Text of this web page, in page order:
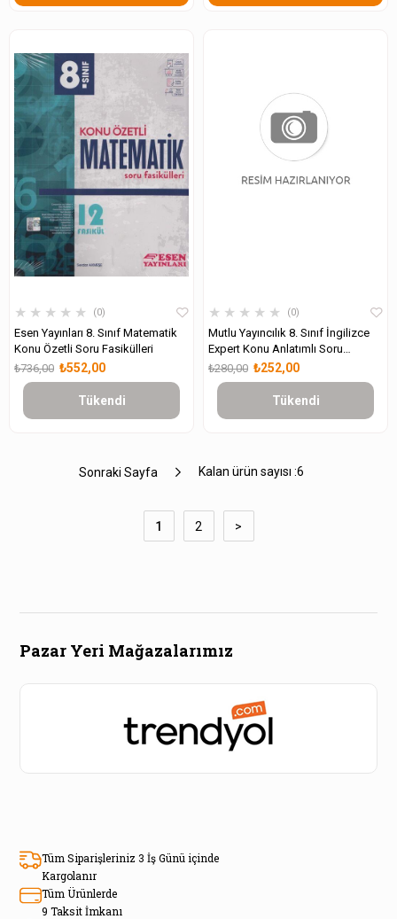
★ ★ ★ ★ ★ 0
Esen Yayınları 8. Sınıf Matematik
Konu Özetli Soru Fasikülleri
₺552,00
₺736,00
Tükendi
★ ★ ★ ★ ★ 0
Mutlu Yayıncılık 8. Sınıf İngilizce
Expert Konu Anlatımlı Soru
Bankası ₺252,00
₺280,00
Tükendi
Sonraki Sayfa Kalan ürün sayısı :6
1 2 >
Pazar Yeri Mağazalarımız
Tüm Siparişleriniz 3 İş Günü içinde
Kargolanır
Tüm Ürünlerde
9 Taksit İmkanı